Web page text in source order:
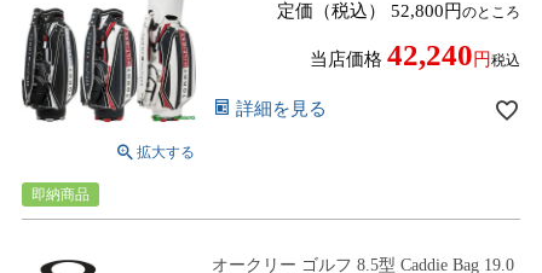
定価（税込） 52,800 のところ
当店価格 42,240 税込
詳細を見る
即納商品
オークリー ゴルフ 8.5型 Caddie Bag 19.0